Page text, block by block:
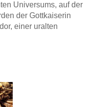
Universums, auf der
der Gottkaiserin
einer uralten
heraufbeschwören.
entkommen und
unter Piraten auf dem
alles andere als